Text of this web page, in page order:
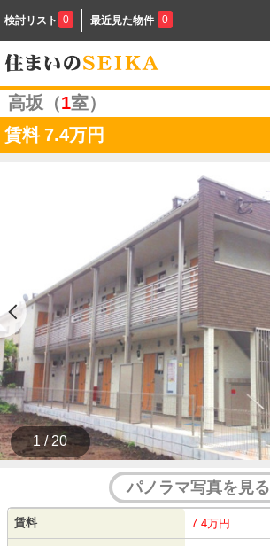
検討リスト 0 最近見た物件 0
高坂（1室）
賃料 7.4万円
1 / 20
パノラマ写真を見る
賃料 7.4万円